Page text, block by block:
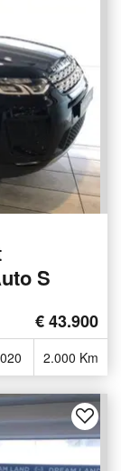
S
€ 43.900
2.000 Km